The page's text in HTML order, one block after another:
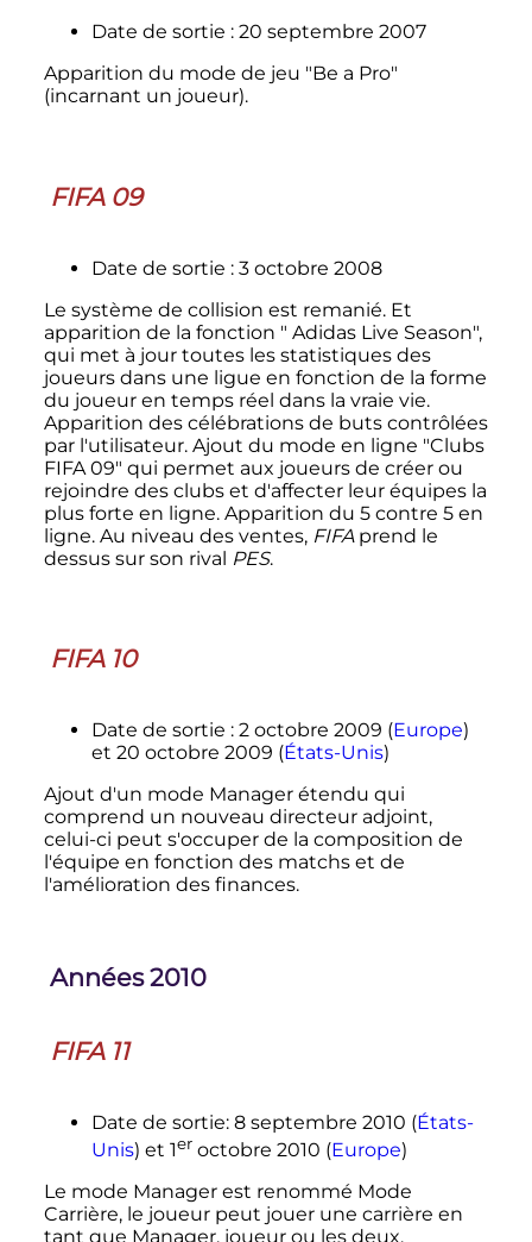
Date de sortie : 20 septembre 2007
Apparition du mode de jeu "Be a Pro"
(incarnant un joueur).
FIFA 09
Date de sortie : 3 octobre 2008
Le système de collision est remanié. Et
apparition de la fonction " Adidas Live Season",
qui met à jour toutes les statistiques des
joueurs dans une ligue en fonction de la forme
du joueur en temps réel dans la vraie vie.
Apparition des célébrations de buts contrôlées
par l'utilisateur. Ajout du mode en ligne "Clubs
FIFA 09" qui permet aux joueurs de créer ou
rejoindre des clubs et d'affecter leur équipes la
plus forte en ligne. Apparition du 5 contre 5 en
ligne. Au niveau des ventes, FIFAprend le
dessus sur son rival PES.
FIFA 10
Date de sortie : 2 octobre 2009 (Europe)
et 20 octobre 2009 (États-Unis)
Ajout d'un mode Manager étendu qui
comprend un nouveau directeur adjoint,
celui-ci peut s'occuper de la composition de
l'équipe en fonction des matchs et de
l'amélioration des finances.
Années 2010
FIFA 11
Date de sortie: 8 septembre 2010 (États-
Unis) et 1er octobre 2010 (Europe)
Le mode Manager est renommé Mode
Carrière, le joueur peut jouer une carrière en
tant que Manager, joueur ou les deux.